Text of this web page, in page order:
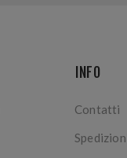
INFO
Contatti